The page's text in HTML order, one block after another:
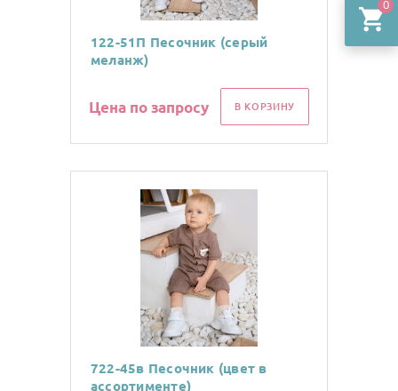
0
122-51П Песочник (серый
меланж)
Цена по запросу В КОРЗИНУ
722-45в Песочник (цвет в
ассортименте)